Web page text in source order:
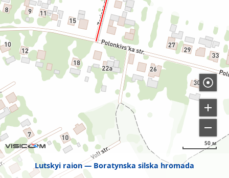
Lutskyi raion Boratynska silska hromada
50 м